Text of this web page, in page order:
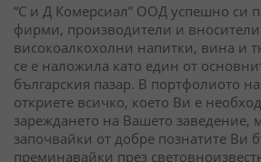
“С и Д Комерсиал” ООД успешно си
фирми, производители и
високоалкохолни напитки, вина и
се е наложила като един от
българския пазар. В портфолиото
откриете всичко, което Ви е
зареждането на Вашето заведение,
започвайки от добре познатите Ви
преминавайки през